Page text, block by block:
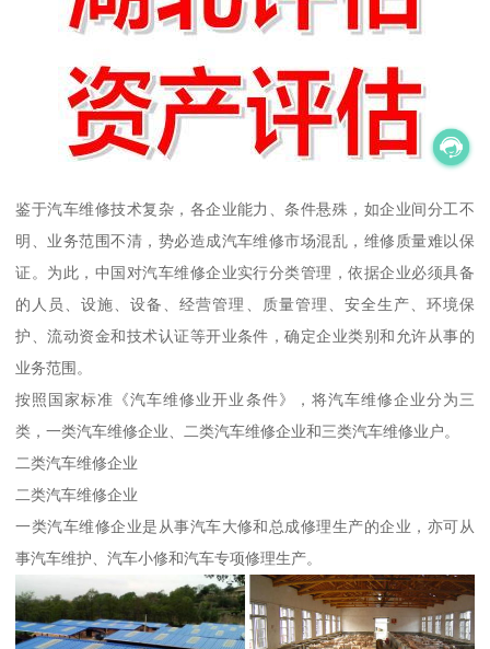
鉴于汽车维修技术复杂，各企业能力、条件悬殊，如企业间分工不
明、业务范围不清，势必造成汽车维修市场混乱，维修质量难以保
证。为此，中国对汽车维修企业实行分类管理，依据企业必须具备
的人员、设施、设备、经营管理、质量管理、安全生产、环境保
护、流动资金和技术认证等开业条件，确定企业类别和允许从事的
业务范围。
按照国家标准《汽车维修业开业条件》，将汽车维修企业分为三
类，一类汽车维修企业、二类汽车维修企业和三类汽车维修业户。
二类汽车维修企业
二类汽车维修企业
一类汽车维修企业是从事汽车大修和总成修理生产的企业，亦可从
事汽车维护、汽车小修和汽车专项修理生产。